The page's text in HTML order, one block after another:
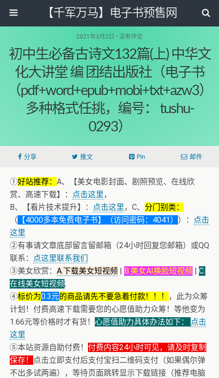
【千军万马】电子书预售网
2021年3月2日 • 没有评论
初中生必备古诗文132篇(上) 中华文
化大讲堂 编 团结出版社（电子书
（pdf+word+epub+mobi+txt+azw3）
多种格式任挑，编号： tushu-
0293）
分享 推文 Pin 邮件
①好站推荐： A、【美女电影封面、剧照预览、在线欣
赏、高速下载】：
点击这里，
B、【看片技术提升】：
点击这里，C、 分门别类：
（ 【4000多本免费电子书】（访问密码：4041） ）：
点击
这里
②有事请文章底部留言留邮箱（24小时回复您邮箱）或QQ
联系：
点这里联系我们
③美女欣赏： A.下载美女短视频 | B.美女AI换脸短视频 | C.
在线美女短视频;
④标价为0.3元的商品请先不要急着付款！！！
，此为众筹
计划！付费高速下载需要您的心愿值助力众筹！等他变为
1.66元等价格时才有货！ 心愿值助力具体办法如下：
点击
这里
⑤本站资源自助付费！ 付费内容24小时可见，请及时复制
保存！
点击立即支付后支付宝扫二维码支付（如果偶尔弹
不出多试两遍），等待页面跳转显示下载链接（推荐电脑